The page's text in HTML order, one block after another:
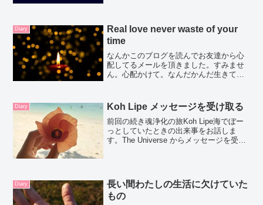
Diary
Real love never waste of your
time
なんかこのブログを読んでお友達から心
配してるメールを頂きました。すみませ
ん。心配かけて。なんだかんだ生きてま
食べる。 美味しいDim Sum を食べて青
島ビール飲んだり...
Diary Koh Lipe メッセージを受け取る
前回の続き魂浄化の旅Koh Lipe海でぼー
っとしていたときの出来事をお話しま
す。The Universe からメッセージを受け
くれ...
Diary
長い間わたしの生活に欠けていた
もの